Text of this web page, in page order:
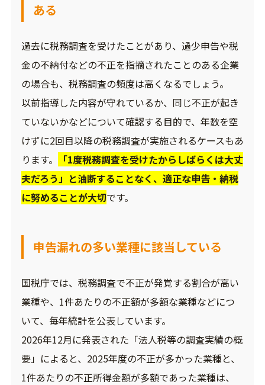
ある
過去に税務調査を受けたことがあり、過少申告や税
金の不納付などの不正を指摘されたことのある企業
の場合も、税務調査の頻度は高くなるでしょう。
以前指導した内容が守れているか、同じ不正が起き
ていないかなどについて確認する目的で、年数を空
けずに2回目以降の税務調査が実施されるケースもあ
ります。
「1度税務調査を受けたからしばらくは大丈
夫だろう」と油断することなく、適正な申告・納税
に努めることが大切です。
申告漏れの多い業種に該当している
国税庁では、税務調査で不正が発覚する割合が高い
業種や、1件あたりの不正額が多額な業種などにつ
いて、毎年統計を公表しています。
2026年12月に発表された「法人税等の調査実績の概
要」によると、2025年度の不正が多かった業種と、
1件あたりの不正所得金額が多額であった業種は、